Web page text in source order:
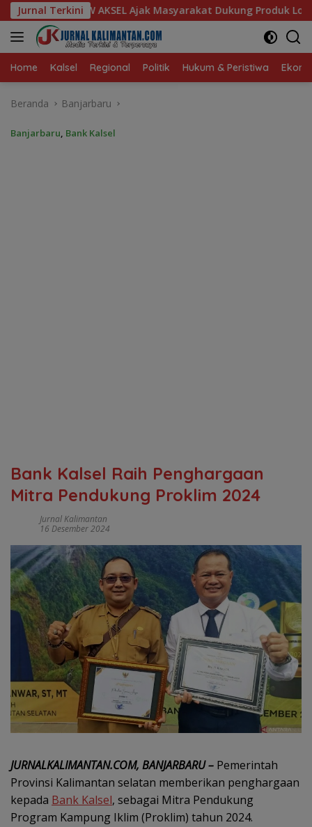
Langsung
ke
konten
Jurnal Terkini
Ajak Masyarakat Dukung Produk Lokal Tabalong
Home Kalsel Regional Politik Hukum & Peristiwa
Beranda Banjarbaru
Banjarbaru, Bank Kalsel
Bank Kalsel Raih Penghargaan
Mitra Pendukung Proklim 2024
Jurnal Kalimantan
16 Desember 2024
JURNALKALIMANTAN.COM, BANJARBARU – Pemerintah
Provinsi Kalimantan selatan memberikan penghargaan
kepada Bank Kalsel, sebagai Mitra Pendukung
Program Kampung Iklim (Proklim) tahun 2024.